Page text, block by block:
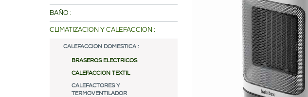
BAÑO :
CLIMATIZACION Y CALEFACCION :
CALEFACCION DOMESTICA :
BRASEROS ELECTRICOS
CALEFACCION TEXTIL
CALEFACTORES Y
TERMOVENTILADOR